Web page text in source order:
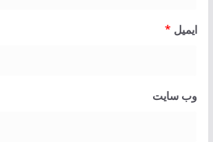
ایمیل *
وب‌ سایت